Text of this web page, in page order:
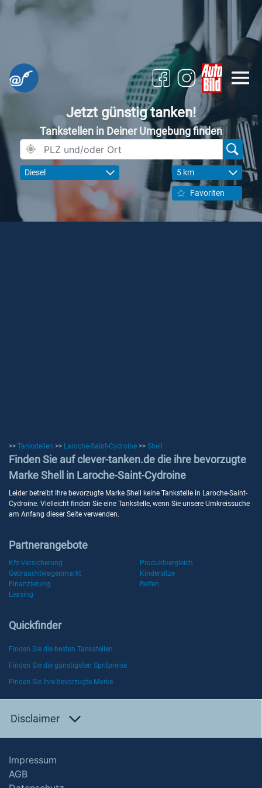
Jetzt günstig tanken!
Tankstellen in Deiner Umgebung finden
Diesel 5 km
Favoriten
>> Tankstellen >> Laroche-Saint-Cydroine >> Shell
Finden Sie auf clever-tanken.de die ihre bevorzugte
Marke Shell in Laroche-Saint-Cydroine
Leider betreibt Ihre bevorzugte Marke Shell keine Tankstelle in Laroche-Saint-
Cydroine. Vielleicht finden Sie eine Tankstelle, wenn Sie unsere Umkreissuche
am Anfang dieser Seite verwenden.
Partnerangebote
Kfz-Versicherung
Produktvergleich
Gebrauchtwagenmarkt
Kindersitze
Finanzierung
Reifen
Leasing
Quickfinder
Finden Sie die besten Tankstellen
Finden Sie die günstigsten Spritpreise
Finden Sie Ihre bevorzugte Marke
Disclaimer
Impressum
AGB